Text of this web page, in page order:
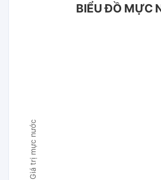
Giá trị mực nước
BIỂU ĐỒ MỰC